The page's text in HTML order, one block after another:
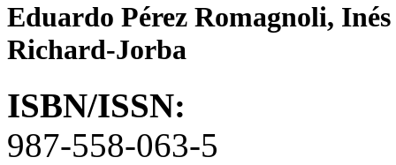
Eduardo Pérez Romagnoli,
Richard-Jorba
ISBN/ISSN:
987-558-063-5